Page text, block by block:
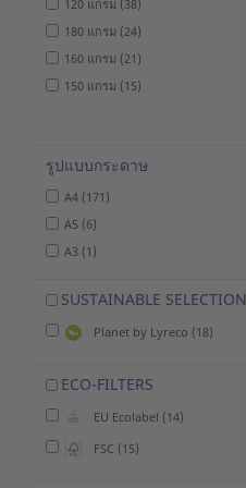
120 แกรม (38)
180 แกรม (24)
160 แกรม (21)
150 แกรม (15)
รูปแบบกระดาษ
A4 (171)
A5 (6)
A3 (1)
SUSTAINABLE SELECTION
Planet by Lyreco (18)
ECO-FILTERS
EU Ecolabel (14)
FSC (15)